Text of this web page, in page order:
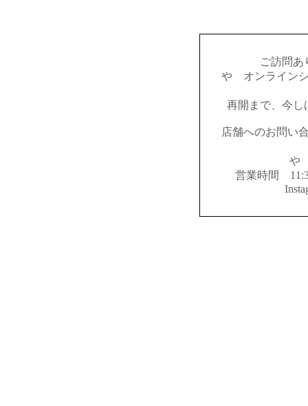
ご訪問あ
やゝオンライン
再開まで、今し
店舗へのお問い
や
営業時間